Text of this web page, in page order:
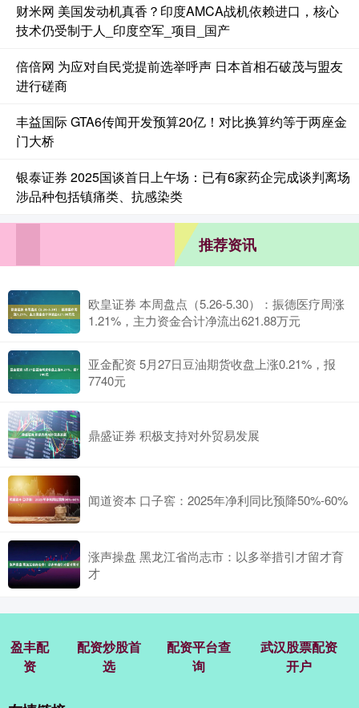
财米网 美国发动机真香？印度AMCA战机依赖进口，核心
技术仍受制于人_印度空军_项目_国产
倍倍网 为应对自民党提前选举呼声 日本首相石破茂与盟友
进行磋商
丰益国际 GTA6传闻开发预算20亿！对比换算约等于两座金
门大桥
银泰证券 2025国谈首日上午场：已有6家药企完成谈判离场
涉品种包括镇痛类、抗感染类
推荐资讯
欧皇证券 本周盘点（5.26-5.30）：振德医疗周涨
1.21%，主力资金合计净流出621.88万元
亚金配资 5月27日豆油期货收盘上涨0.21%，报
7740元
鼎盛证券 积极支持对外贸易发展
闻道资本 口子窖：2025年净利同比预降50%-60%
涨声操盘 黑龙江省尚志市：以多举措引才留才育
才
盈丰配
资
配资炒股首
选
配资平台查
询
武汉股票配资
开户